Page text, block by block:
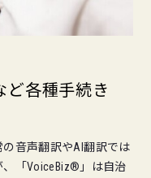
ど各種手続き
音声翻訳やAI翻訳では
「VoiceBiz®」は自治